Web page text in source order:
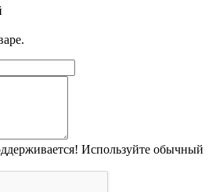
Используйте обычный